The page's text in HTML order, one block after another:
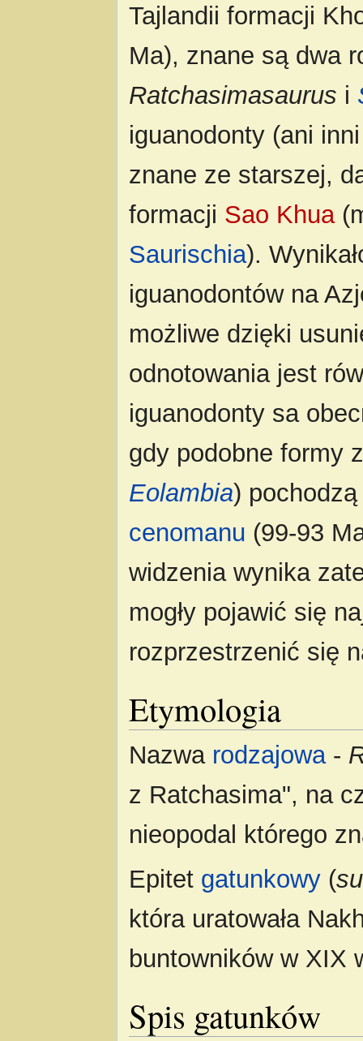
Tajlandii formacji
Ma), znane są dwa
Ratchasimasaurus i
iguanodonty (ani
znane ze starszej,
formacji Sao Khua
Saurischia).
iguanodontów na
możliwe dzięki
odnotowania jest
iguanodonty sa
gdy podobne formy
Eolambia)
cenomanu (99-93
widzenia wynika
mogły pojawić się
rozprzestrzenić się
Etymologia
Nazwa rodzajowa-
z Ratchasima", na
nieopodal którego
Epitet gatunkowy (
która uratowała
buntowników w XIX
Spis gatunków